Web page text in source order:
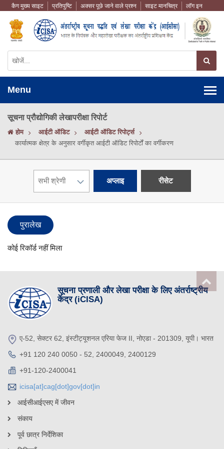
कैग मुख्य साइट प्रतिपुष्टि अक्सर पूछे जाने वाले प्रश्न साइट मानचित्र लॉग इन
Menu
सूचना प्रौद्योगिकी लेखापरीक्षा रिपोर्ट
होम आईटी ऑडिट
आईटी ऑडिट रिपोर्ट्स
कार्यात्मक क्षेत्र के अनुसार वर्गीकृत आईटी ऑडिट रिपोर्टों का वर्गीकरण
अप्लाइ रीसेट
पुरालेख
कोई रिकॉर्ड नहीं मिला
सूचना प्रणाली और लेखा परीक्षा के लिए अंतर्राष्ट्रीय
केंद्र (iCISA)
ए-52, सेक्टर 62, इंस्टीट्यूशनल एरिया फेज II, नोएडा - 201309, यूपी। भारत
+91 120 240 0050 - 52, 2400049, 2400129
+91-120-2400041
icisa[at]cag[dot]gov[dot]in
आईसीआईएसए में जीवन
संकाय
पूर्व छात्र निर्देशिका